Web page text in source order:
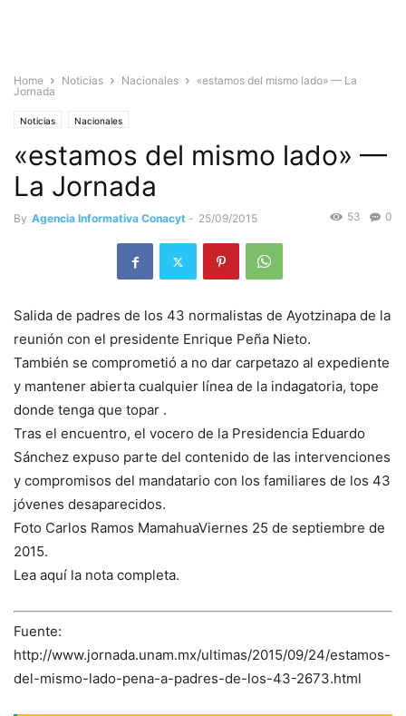
Home Noticias Nacionales
«estamos del mismo lado» — La
Jornada
Noticias Nacionales
«estamos del mismo lado» —
La Jornada
By Agencia Informativa Conacyt - 25/09/2015 0
53
Salida de padres de los 43 normalistas de Ayotzinapa de la
reunión con el presidente Enrique Peña Nieto.
También se comprometió a no dar carpetazo al expediente
y mantener abierta cualquier línea de la indagatoria, tope
donde tenga que topar .
Tras el encuentro, el vocero de la Presidencia Eduardo
Sánchez expuso parte del contenido de las intervenciones
y compromisos del mandatario con los familiares de los 43
jóvenes desaparecidos.
Foto Carlos Ramos MamahuaViernes 25 de septiembre de
2015.
Lea aquí la nota completa.
Fuente:
http://www.jornada.unam.mx/ultimas/2015/09/24/estamos-
del-mismo-lado-pena-a-padres-de-los-43-2673.html